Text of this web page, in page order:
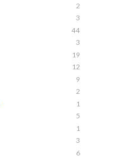
2
3
44
3
19
12
9
2
1
5
1
3
6